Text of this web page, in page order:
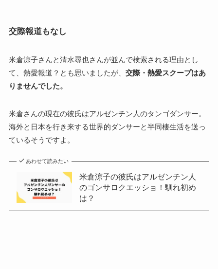
交際報道もなし
米倉涼子さんと清水尋也さんが並んで検索される理由とし
て、熱愛報道？とも思いましたが、 交際・熱愛スクープはあ
りませんでした。
米倉さんの現在の彼氏はアルゼンチン人のタンゴダンサー。
海外と日本を行き来する世界的ダンサーと半同棲生活を送っ
ているそうですよ。
あわせて読みたい
米倉涼子の彼氏はアルゼンチン人
のゴンサロクエッショ！馴れ初め
は？